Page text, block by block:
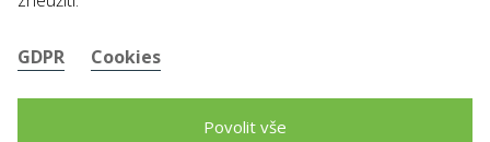
DIČ: CZ25347942
GDPR Cookies
Povolit vše